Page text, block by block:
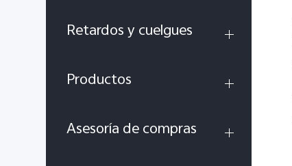
Retardos y cuelgues
Productos
Asesoría de compras